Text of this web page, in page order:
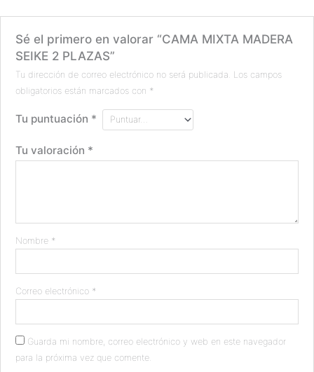
Sé el primero en valorar “CAMA MIXTA MADERA
SEIKE 2 PLAZAS”
Tu dirección de correo electrónico no será publicada. Los campos
obligatorios están marcados con *
Tu puntuación *
Tu valoración *
Nombre *
Correo electrónico *
Guarda mi nombre, correo electrónico y web en este navegador
para la próxima vez que comente.